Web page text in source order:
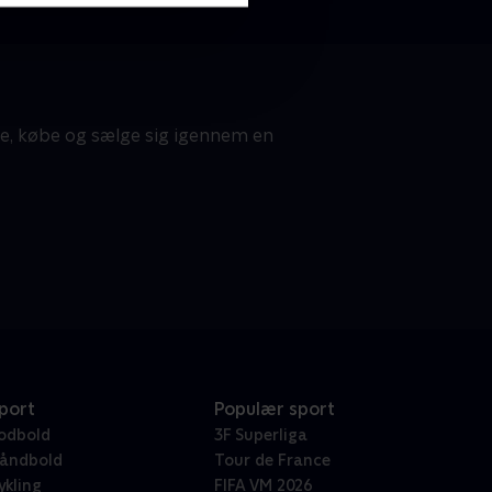
købe og sælge sig igennem en
Populær sport
3F Superliga
Tour de France
FIFA VM 2026